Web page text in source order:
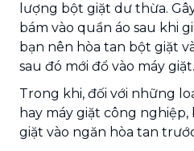
lượng bột giặt dư thừa.
bám vào quần áo sau khi
bạn nên hòa tan bột giặt
sau đó mới đổ vào máy giặt.
Trong khi, đối với những
hay máy giặt công
giặt vào ngăn hòa tan